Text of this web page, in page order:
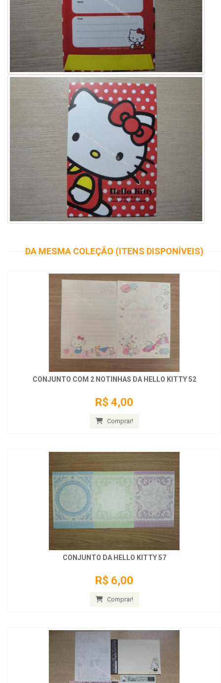
DA MESMA COLEÇÃO (ITENS DISPONÍVEIS)
CONJUNTO COM 2 NOTINHAS DA HELLO KITTY 52
R$ 4,00
Comprar!
CONJUNTO DA HELLO KITTY 57
R$ 6,00
Comprar!